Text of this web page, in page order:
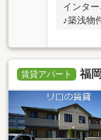
インタ
♪築浅物
賃貸アパート 福